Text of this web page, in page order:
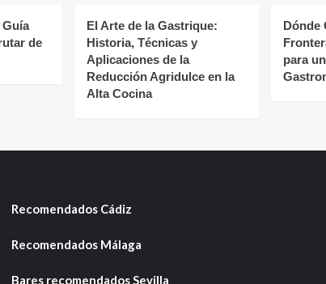
de
El Arte de la Gastrique:
Historia, Técnicas y
Aplicaciones de la
Reducción Agridulce en la
Alta Cocina
Dónde
para
Recomendados Cádiz
Recomendados Málaga
Bares recomendados Sevilla